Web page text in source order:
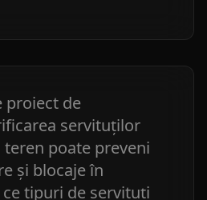
proiect de
servituților
poate preveni
și blocaje în
tipuri de servituți